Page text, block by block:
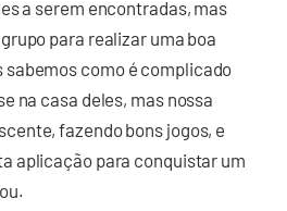
a serem encontradas, mas
para realizar uma boa
sabemos como é complicado
na casa deles, mas nossa
fazendo bons jogos, e
aplicação para conquistar um